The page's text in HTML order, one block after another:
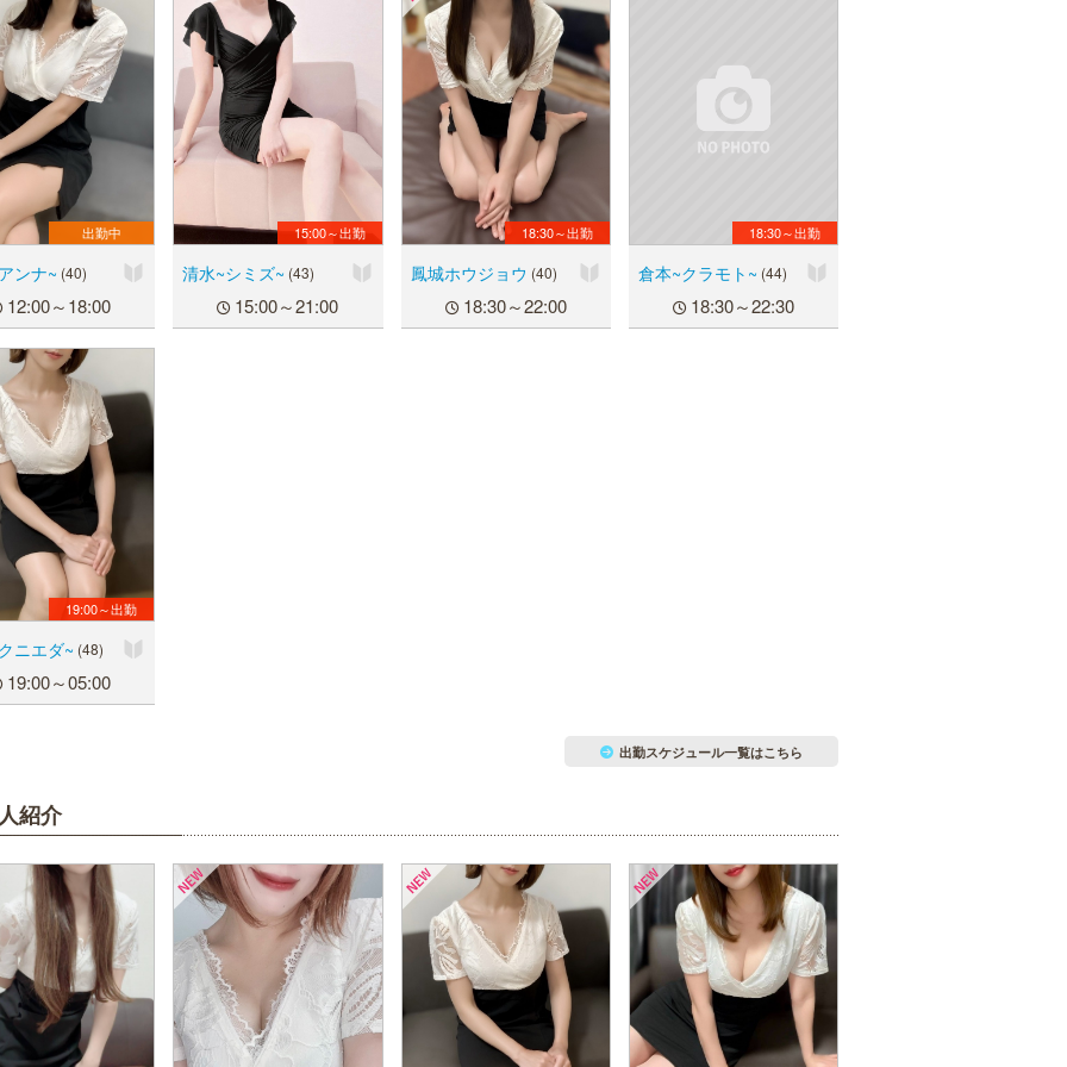
出勤中
ンナ~ (40)
12:00～18:00
15:00～出勤
清水~シミズ~ (43)
15:00～21:00
18:30～出勤
鳳城ホウジョウ (40)
18:30～22:00
18:30～出勤
倉本~クラモト~ (44)
18:30～22:30
19:00～出勤
ニエダ~ (48)
19:00～05:00
出勤スケジュール一覧はこちら
紹介